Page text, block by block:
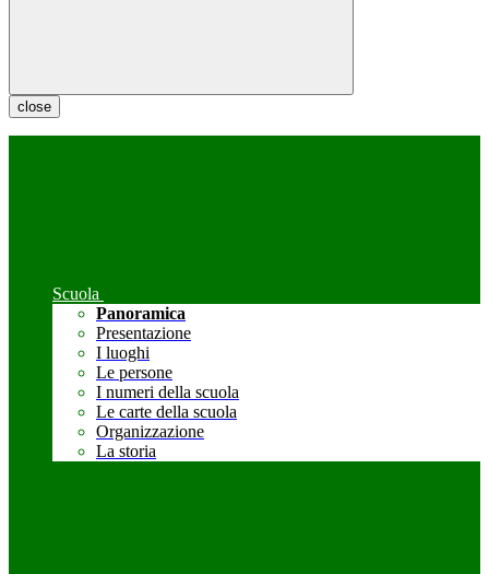
close
Scuola
Panoramica
Presentazione
I luoghi
Le persone
I numeri della scuola
Le carte della scuola
Organizzazione
La storia